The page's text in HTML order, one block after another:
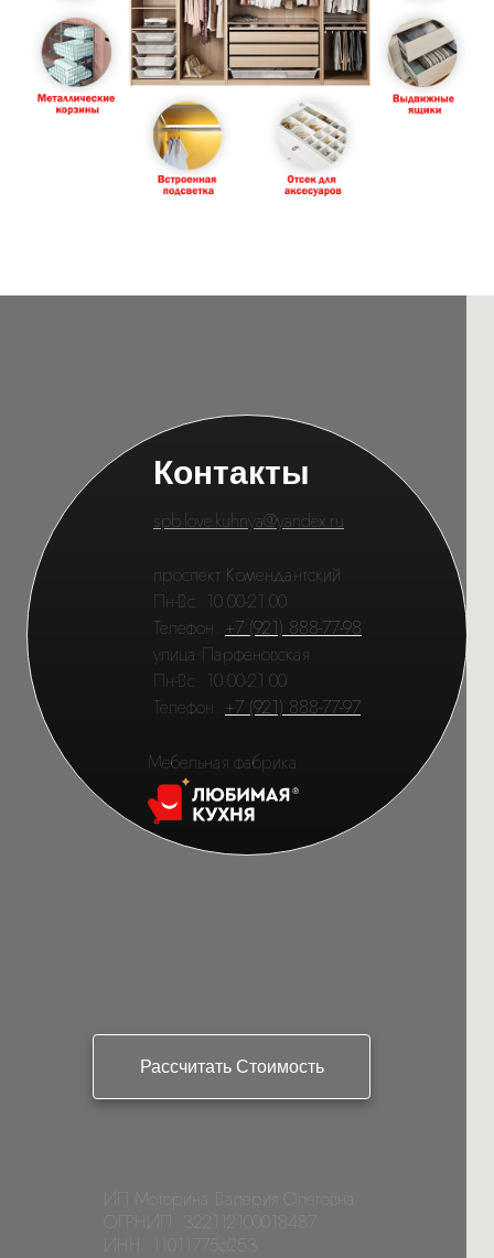
Контакты
Рассчитать Стоимость
spb.love.kuhnya@yandex.ru
проспект Комендантский
Пн-Вс: 10.00-21.00
Телефон: +7 (921) 888-77-98
улица Парфёновская
Пн-Вс: 10.00-21.00
Телефон: +7 (921) 888-77-97
ИП Моторина Валерия Олеговна
ОГРНИП: 322112100018487
ИНН: 110117756253
Мебельная фабрика